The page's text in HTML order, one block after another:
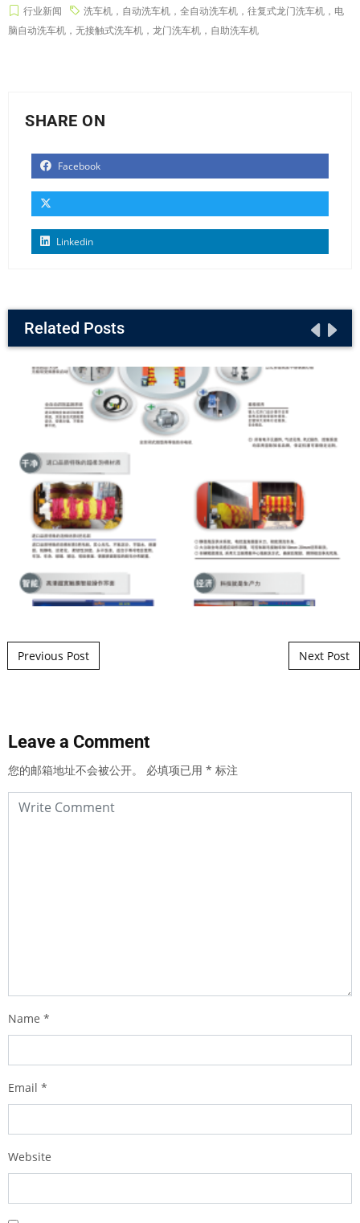
行业新闻
洗车机，自动洗车机，全自动洗车机，往复式龙门洗车机，电
脑自动洗车机，无接触式洗车机，龙门洗车机，自助洗车机
SHARE ON
Facebook
Linkedin
Related Posts
Post navigation
Previous Post Next Post
Leave a Comment
您的邮箱地址不会被公开。 必填项已用 * 标注
Name *
Email *
Website